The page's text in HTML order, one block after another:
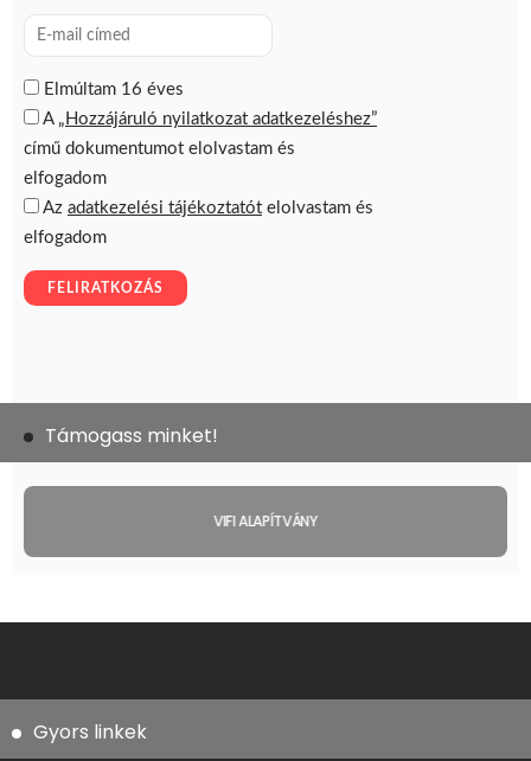
Támogass minket!
VIFI ALAPÍTVÁNY
Gyors linkek